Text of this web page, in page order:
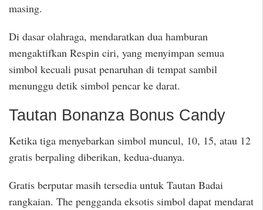
masing.
Di dasar olahraga, mendaratkan dua hamburan
mengaktifkan Respin ciri, yang menyimpan semua
simbol kecuali pusat penaruhan di tempat sambil
menunggu detik simbol pencar ke darat.
Tautan Bonanza Bonus Candy
Ketika tiga menyebarkan simbol muncul, 10, 15, atau 12
gratis berpaling diberikan, kedua-duanya.
Gratis berputar masih tersedia untuk Tautan Badai
rangkaian. The pengganda eksotis simbol dapat mendarat